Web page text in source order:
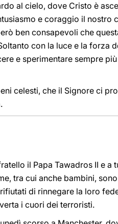
al cielo, dove Cristo è
e coraggio il nostro
ben consapevoli che
con la luce e la forza
e sperimentare sempre
celesti, che il Signore ci
il Papa Tawadros II e a
tra cui anche bambini,
di rinnegare la loro
i cuori dei terroristi.